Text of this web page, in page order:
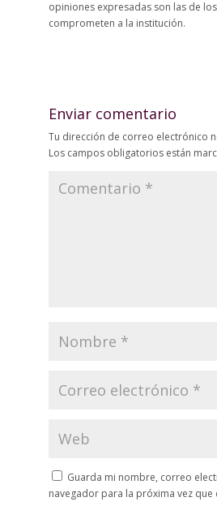
opiniones expresadas son las de
comprometen a la institución.
Enviar comentario
Tu dirección de correo electrónico
Los campos obligatorios están
Guarda mi nombre, correo
navegador para la próxima vez que